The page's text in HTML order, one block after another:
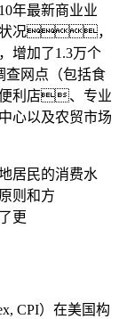
年最新商业业
状况，
加了1.3万个
网点（包括食
利店、专业
以及农贸市场
民的消费水
则和方
更
CPI）在美国构